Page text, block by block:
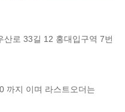
산로 33길 12 홍대입구역 7번
까지 이며 라스트오더는